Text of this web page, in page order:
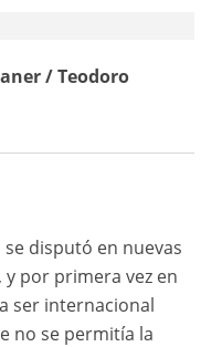
116km Jaume Janer
/ Teodoro
se disputó en nuevas
y por primera vez en
ser internacional
no se permitía la